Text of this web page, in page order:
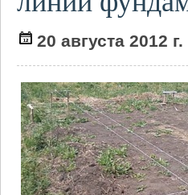
20 августа 2012 г.